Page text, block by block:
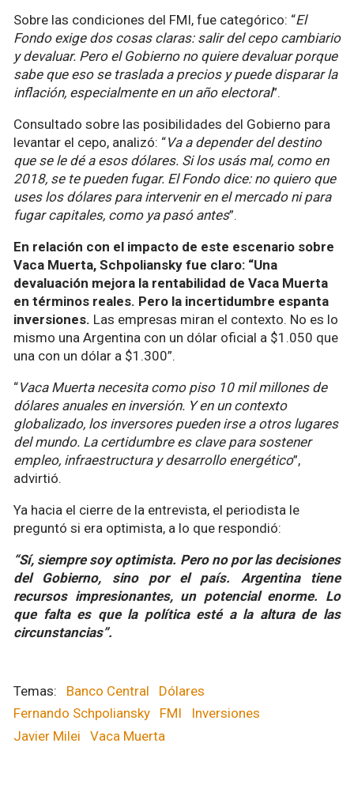
Sobre las condiciones del FMI, fue categórico: “El
Fondo exige dos cosas claras: salir del cepo cambiario
y devaluar. Pero el Gobierno no quiere devaluar porque
sabe que eso se traslada a precios y puede disparar la
inflación, especialmente en un año electoral”.
Consultado sobre las posibilidades del Gobierno para
levantar el cepo, analizó: “Va a depender del destino
que se le dé a esos dólares. Si los usás mal, como en
2018, se te pueden fugar. El Fondo dice: no quiero que
uses los dólares para intervenir en el mercado ni para
fugar capitales, como ya pasó antes”.
En relación con el impacto de este escenario sobre
Vaca Muerta, Schpoliansky fue claro: “Una
devaluación mejora la rentabilidad de Vaca Muerta
en términos reales. Pero la incertidumbre espanta
inversiones. Las empresas miran el contexto. No es lo
mismo una Argentina con un dólar oficial a $1.050 que
una con un dólar a $1.300”.
“Vaca Muerta necesita como piso 10 mil millones de
dólares anuales en inversión. Y en un contexto
globalizado, los inversores pueden irse a otros lugares
del mundo. La certidumbre es clave para sostener
empleo, infraestructura y desarrollo energético”,
advirtió.
Ya hacia el cierre de la entrevista, el periodista le
preguntó si era optimista, a lo que respondió:
“Sí, siempre soy optimista. Pero no por las decisiones
del Gobierno, sino por el país. Argentina tiene
recursos impresionantes, un potencial enorme. Lo
que falta es que la política esté a la altura de las
circunstancias”.
Banco Central
Dólares
Fernando Schpoliansky
FMI
Inversiones
Javier Milei
Vaca Muerta